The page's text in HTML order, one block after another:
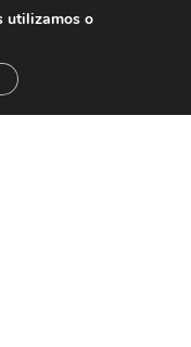
utilizamos o